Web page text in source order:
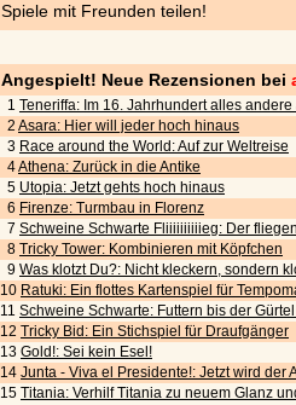
Spiele mit Freunden teilen!
Angespielt! Neue Rezensionen bei
1 Teneriffa: Im 16. Jahrhundert alles
2 Asara: Hier will jeder hoch hinaus
3 Race around the World: Auf zur Weltreise
4Athena: Zurück in die Antike
5 Utopia: Jetzt gehts hoch hinaus
6 Firenze: Turmbau in Florenz
7 Schweine Schwarte Fliiiiiiiiiieg: Der
8 Tricky Tower: Kombinieren mit Köpfchen
9 Was klotzt Du?: Nicht kleckern, sondern
10 Ratuki: Ein flottes Kartenspiel für
11 Schweine Schwarte: Futtern bis der
12 Tricky Bid: Ein Stichspiel für Draufgänger
13 Gold!: Sei kein Esel!
14 Junta - Viva el Presidente!: Jetzt wird der
15 Titania: Verhilf Titania zu neuem Glanz